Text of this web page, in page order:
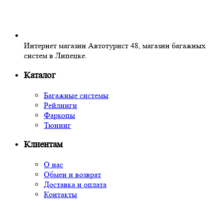
Интернет магазин Автотурист 48, магазин багажных
систем в Липецке.
Каталог
Багажные системы
Рейлинги
Фаркопы
Тюнинг
Клиентам
О нас
Обмен и возврат
Доставка и оплата
Контакты